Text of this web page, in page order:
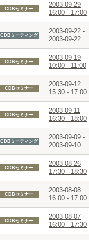
CDBセミナー
2003-09-29
16:00 - 17:00
CDBミーティング
2003-09-22 -
2003-09-22
CDBセミナー
2003-09-19
10:00 - 11:00
CDBセミナー
2003-09-12
15:30 - 17:00
CDBセミナー
2003-09-11
16:30 - 18:00
CDBミーティング
2003-09-09 -
2003-09-10
CDBセミナー
2003-08-26
17:30 - 18:30
CDBセミナー
2003-08-08
16:00 - 17:00
CDBセミナー
2003-08-07
16:00 - 17:30